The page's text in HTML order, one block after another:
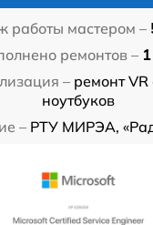
работы мастером –
ремонтов –
– ремонт VR
ноутбуков
– РТУ МИРЭА,